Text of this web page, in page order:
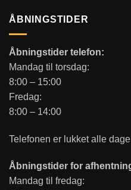
ÅBNINGSTIDER
Åbningstider telefon:
Mandag til torsdag:
8:00 – 15:00
Fredag:
8:00 – 14:00
Telefonen er lukket alle
Åbningstider for
Mandag til fredag: